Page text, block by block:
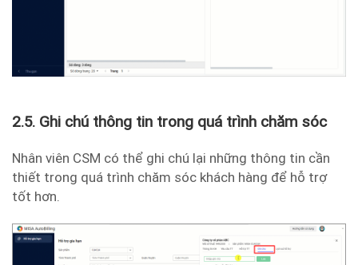
2.5. Ghi chú thông tin trong quá trình chăm sóc
Nhân viên CSM có thể ghi chú lại những thông tin cần
thiết trong quá trình chăm sóc khách hàng để hỗ trợ
tốt hơn.